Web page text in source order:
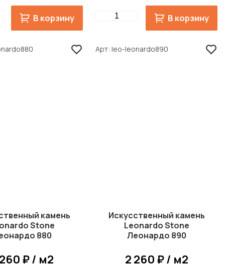
В корзину Quantity В корзину
камень
Stone
880
₽ / м2
Арт leo-leonardo890
Искусственный камень
Leonardo Stone
Леонардо 890
2 260 ₽ / м2